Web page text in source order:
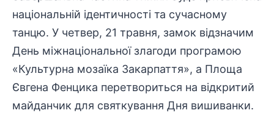
національній ідентичності та сучасному
танцю. У четвер, 21 травня, замок відзначим
День міжнаціональної злагоди програмою
«Культурна мозаїка Закарпаття», а Площа
Євгена Фенцика перетвориться на відкритий
майданчик для святкування Дня вишиванки.